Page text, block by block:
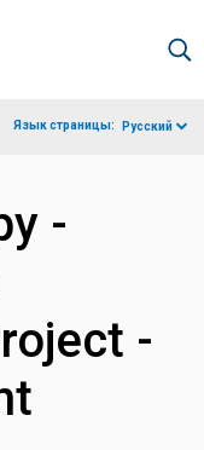
Язык страницы: Русский
-
-